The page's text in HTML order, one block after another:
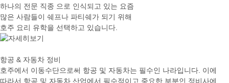
하나의 전문 직종 으로 인식되고 있는 요즘
많은 사람들이 쉐프나 파티쉐가 되기 위해
호주 요리 유학을 선택하고 있습니다.
항공 & 자동차 정비
호주에서 이동수단으로써 항공 및 자동차는 필수인 나라입니다. 이에
따라서 항공 및 자동차 산업에서 필수적이고 중요한 부분인 정비사에